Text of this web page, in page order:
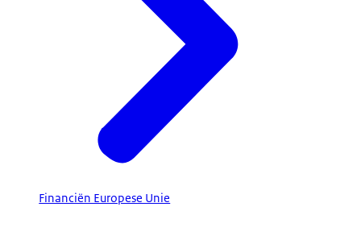
Financiën Europese Unie